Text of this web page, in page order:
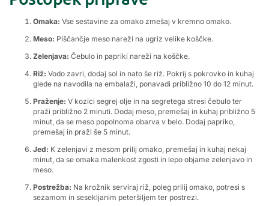
Omaka: Vse sestavine za omako zmešaj v kremno omako.
Meso: Piščančje meso nareži na ugriz velike koščke.
Zelenjava: Čebulo in papriki nareži na koščke.
Riž: Vodo zavri, dodaj sol in nato še riž. Pokrij s pokrovko in kuhaj
glede na navodila na embalaži, ponavadi približno 10 do 12 minut.
Praženje: V kozici segrej olje in na segretega stresi čebulo ter
praži približno 2 minuti. Dodaj meso, premešaj in kuhaj približno 5
minut, da se meso popolnoma obarva v belo. Dodaj papriko,
premešaj in praži še 5 minut.
Jed: K zelenjavi z mesom prilij omako, premešaj in kuhaj nekaj
minut, da se omaka malenkost zgosti in lepo objame zelenjavo in
meso.
Postrežba: Na krožnik serviraj riž, poleg prilij omako, potresi s
sezamom in sesekljanim peteršiljem ter postrezi.